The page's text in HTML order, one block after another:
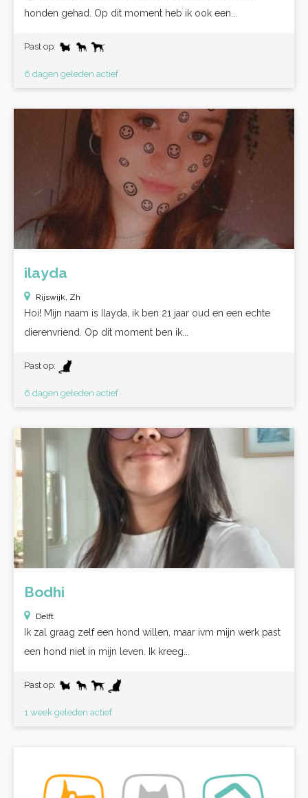
honden gehad. Op dit moment heb ik ook een...
Past op:
6 dagen geleden actief
ilayda
Rijswijk, Zh
Hoi! Mijn naam is Ilayda, ik ben 21 jaar oud en een echte
dierenvriend. Op dit moment ben ik...
Past op:
6 dagen geleden actief
Bodhi
Delft
Ik zal graag zelf een hond willen, maar ivm mijn werk past
een hond niet in mijn leven. Ik kreeg...
Past op:
1 week geleden actief